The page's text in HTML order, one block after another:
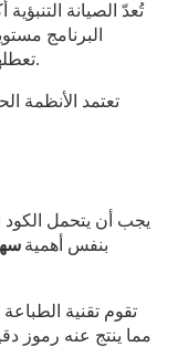
تُعدّ الصيانة
البرنامج
تعطلها.
تعتمد الأنظمة
يجب أن يتحمل الكود
بنفس أهمية
تقوم تقنية
مما ينتج عنه رموز